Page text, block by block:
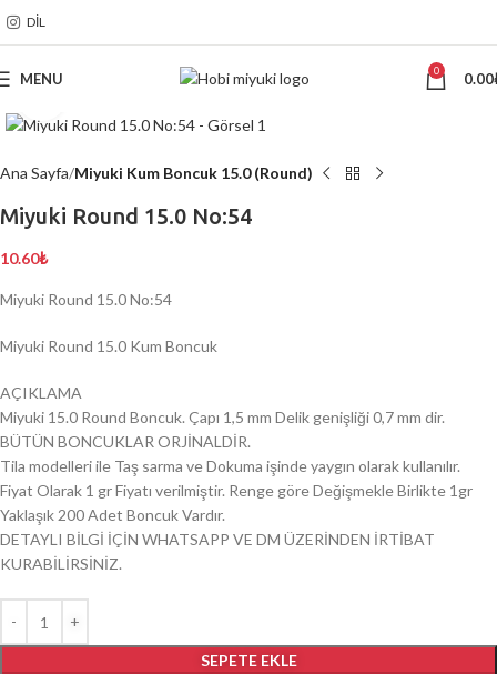
DIL
MENU 0 0.00
Ana Sayfa Miyuki Kum Boncuk 15.0 (Round)
Miyuki Round 15.0 No:54
10.60₺
Miyuki Round 15.0 No:54
Miyuki Round 15.0 Kum Boncuk
AÇIKLAMA
Miyuki 15.0 Round Boncuk. Çapı 1,5 mm Delik genişliği 0,7 mm dir.
BÜTÜN BONCUKLAR ORJİNALDİR.
Tila modelleri ile Taş sarma ve Dokuma işinde yaygın olarak kullanılır.
Fiyat Olarak 1 gr Fiyatı verilmiştir. Renge göre Değişmekle Birlikte 1gr
Yaklaşık 200 Adet Boncuk Vardır.
DETAYLI BİLGİ İÇİN WHATSAPP VE DM ÜZERİNDEN İRTİBAT
KURABİLİRSİNİZ.
SEPETE EKLE